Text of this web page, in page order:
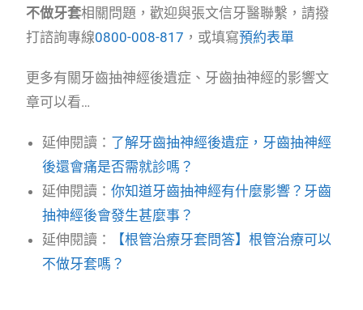
不做牙套相關問題，歡迎與張文信牙醫聯繫，請撥
打諮詢專線0800-008-817 ，或填寫預約表單
更多有關牙齒抽神經後遺症、牙齒抽神經的影響文
章可以看…
延伸閱讀： 了解牙齒抽神經後遺症，牙齒抽神經
後還會痛是否需就診嗎？
延伸閱讀：你知道牙齒抽神經有什麼影響？牙齒
抽神經後會發生甚麼事？
延伸閱讀：
【根管治療牙套問答】根管治療可以
不做牙套嗎？